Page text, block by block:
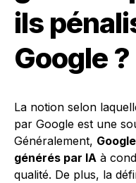
ils
Google ?
La notion selon
par Google est une
Généralement,
générés par IA à
qualité. De plus, la